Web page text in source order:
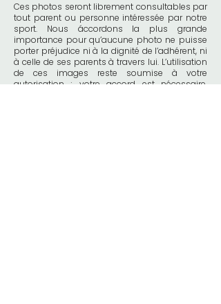
Ces photos seront librement consultables par
tout parent ou personne intéressée par notre
sport. Nous áccordons la plus grande
importance pour qu’aucune photo ne puisse
porter préjudice ni à la dignité de l’adhérent, ni
à celle de ses parents à travers lui. L’utilisation
de ces images reste soumise à votre
autorisation ; votre accord est nécessaire,